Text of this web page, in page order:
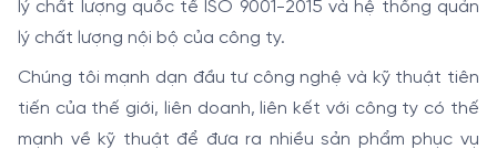
lý chất lượng quốc tế ISO 9001-2015 và hệ thống quản
lý chất lượng nội bộ của công ty.
Chúng tôi mạnh dạn đầu tư công nghệ và kỹ thuật tiên
tiến của thế giới, liên doanh, liên kết với công ty có thế
mạnh về kỹ thuật để đưa ra nhiều sản phẩm phục vụ